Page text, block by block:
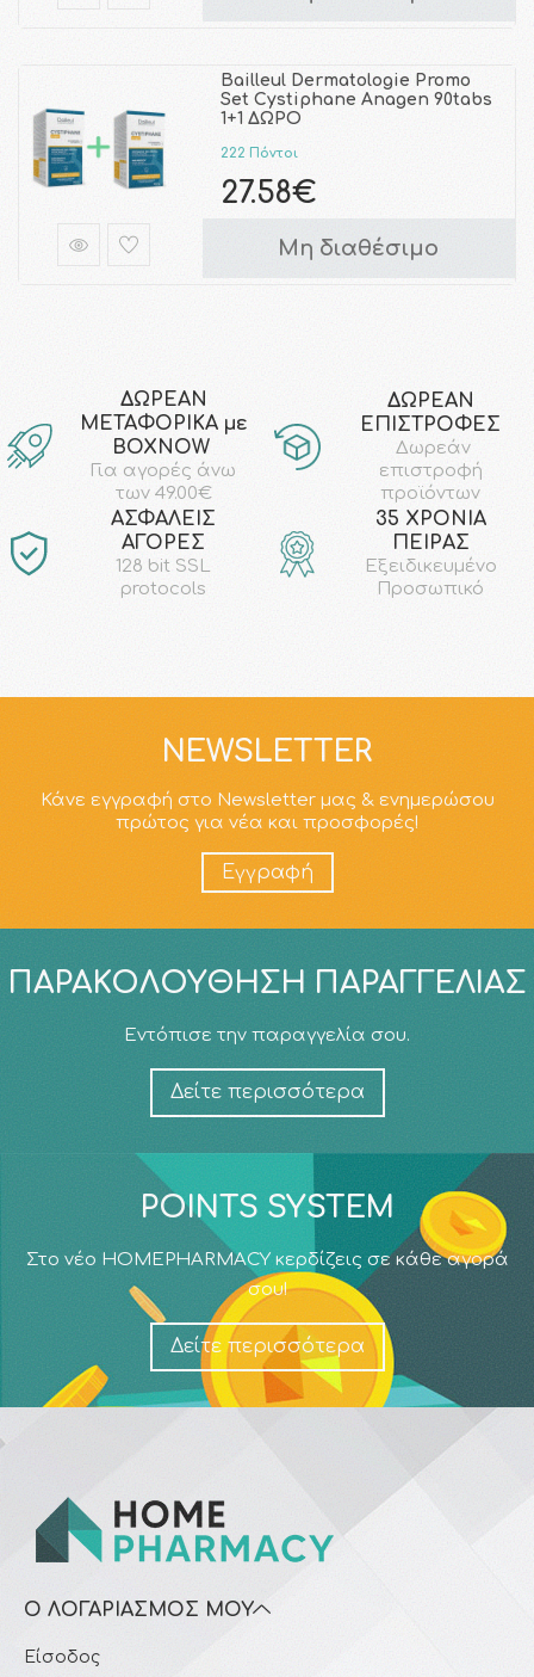
Bailleul Dermatologie Promo
Set Cystiphane Anagen 90tabs
1+1 ΔΩΡΟ
222 Πόντοι
27.58€
Μη διαθέσιμο
ΔΩΡΕΑΝ
ΜΕΤΑΦΟΡΙΚΑ με
ΒΟΧΝΟW
Για αγορές άνω
των 49.00€
ΔΩΡΕΑΝ
ΕΠΙΣΤΡΟΦΕΣ
Δωρεάν
επιστροφή
προϊόντων
AΣΦΑΛΕΙΣ
ΑΓΟΡΕΣ
128 bit SSL
protocols
35 ΧΡΟΝΙΑ
ΠΕΙΡΑΣ
Εξειδικευμένο
Προσωπικό
NEWSLETTER
Κάνε εγγραφή στο Newsletter μας & ενημερώσου
πρώτος για νέα και προσφορές!
Εγγραφή
ΠΑΡΑΚΟΛΟΎΘΗΣΗ ΠΑΡΑΓΓΕΛΊΑΣ
Εντόπισε την παραγγελία σου.
Δείτε περισσότερα
POINTS SYSTEM
Στο νέο HOMEPHARMACY κερδίζεις σε κάθε αγορά
σου!
Δείτε περισσότερα
Ο ΛΟΓΑΡΙΑΣΜΌΣ ΜΟΥ
Είσοδος